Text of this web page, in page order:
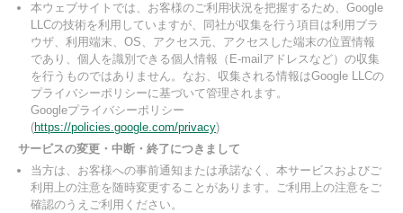
本ウェブサイトでは、お客様のご利用状況を把握するため、Google
LLCの技術を利用していますが、同社が収集を行う項目は利用ブラ
ウザ、利用端末、OS、アクセス元、アクセスした端末の位置情報
であり、個人を識別できる個人情報（E-mailアドレスなど）の収集
を行うものではありません。なお、収集される情報はGoogle LLCの
プライバシーポリシーに基づいて管理されます。
Googleプライバシーポリシー
(https://policies.google.com/privacy)
サービスの変更・中断・終了につきまして
当方は、お客様への事前通知または承諾なく、本サービスおよびご
利用上の注意を随時変更することがあります。ご利用上の注意をご
確認のうえご利用ください。